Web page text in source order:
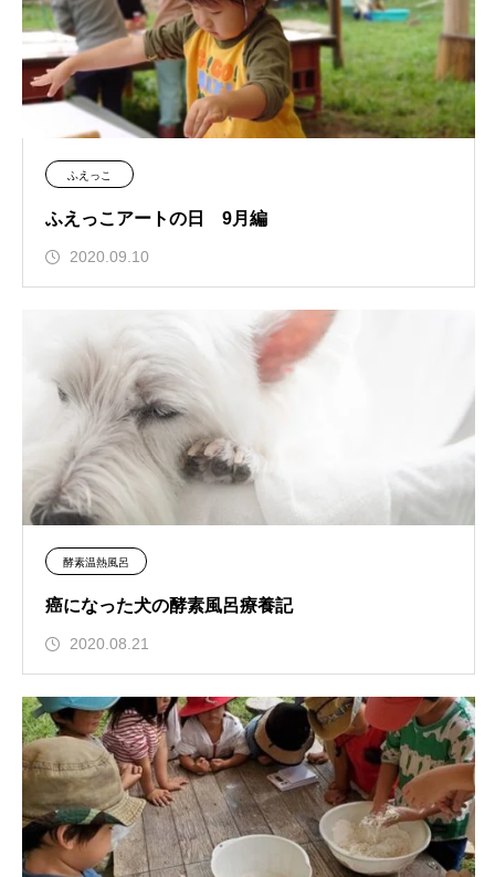
ふえっこ
ふえっこアートの日 9月編
2020.09.10
酵素温熱風呂
癌になった犬の酵素風呂療養記
2020.08.21